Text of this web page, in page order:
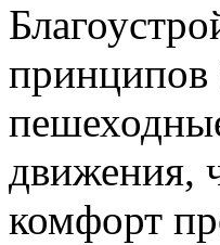
принципов
движения,
комфорт